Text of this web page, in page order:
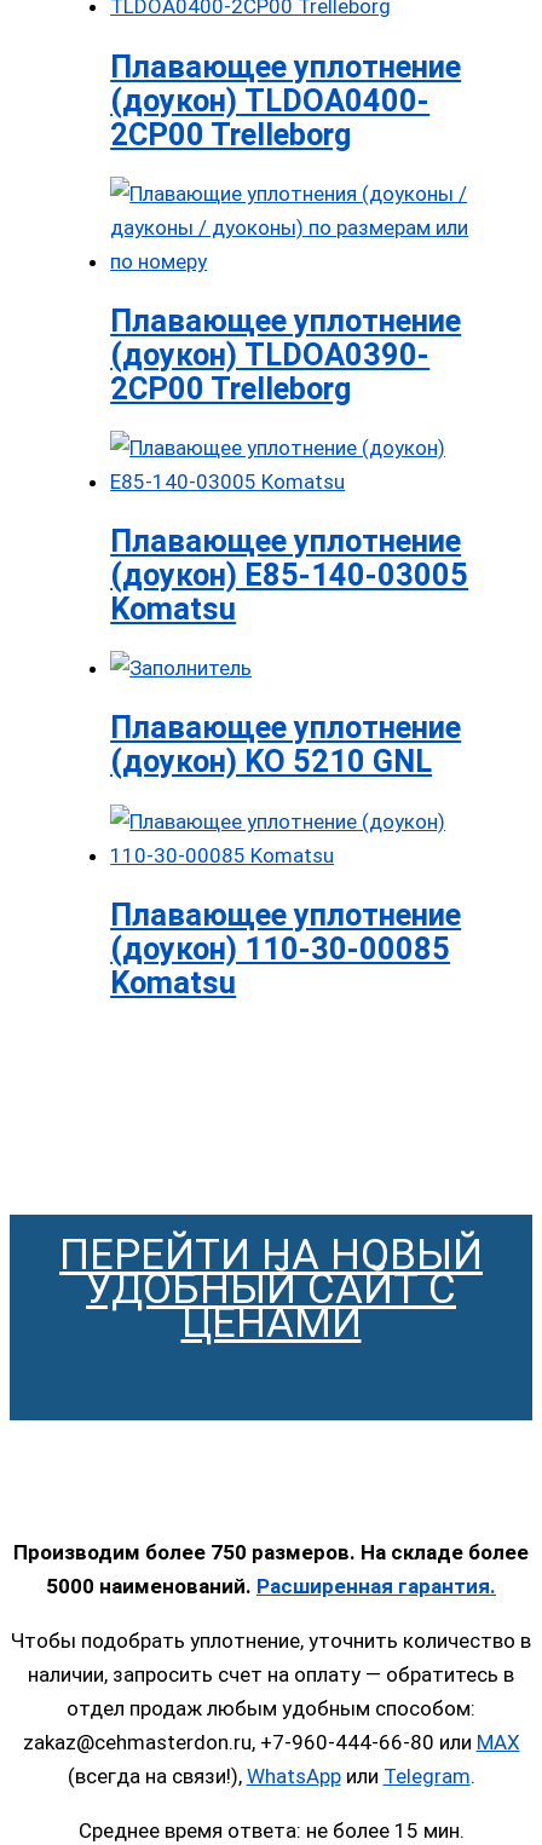
Плавающее уплотнение
(доукон) TLDOA0400-
2CP00 Trelleborg
Плавающее уплотнение
(доукон) TLDOA0390-
2CP00 Trelleborg
Плавающее уплотнение
(доукон) E85-140-03005
Komatsu
Плавающее уплотнение
(доукон) KO 5210 GNL
Плавающее уплотнение
(доукон) 110-30-00085
Komatsu
ПЕРЕЙТИ НА НОВЫЙ
УДОБНЫЙ САЙТ С
ЦЕНАМИ
Производим более 750 размеров. На складе более
5000 наименований. Расширенная гарантия.
Чтобы подобрать уплотнение, уточнить количество в
наличии, запросить счет на оплату — обратитесь в
отдел продаж любым удобным способом:
zakaz@cehmasterdon.ru, +7-960-444-66-80 или MAX
(всегда на связи!), WhatsAppили Telegram.
Среднее время ответа: не более 15 мин.